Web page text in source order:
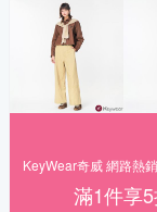
滿1件享